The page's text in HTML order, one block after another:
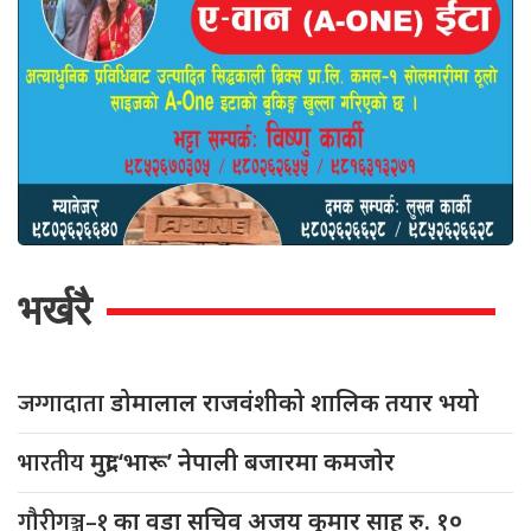
भर्खरै
जग्गादाताडोमालाल राजवंशीको शालिक तयार भयो
भारतीयमुद्रा ‘भारू’ नेपाली बजारमा कमजाेर
गौरीगञ्ज–१का वडा सचिव अजय कुमार साह रु. १०